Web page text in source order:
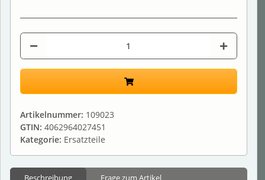
Artikelnummer: 109023
GTIN: 4062964027451
Kategorie: Ersatzteile
Beschreibung Frage zum Artikel